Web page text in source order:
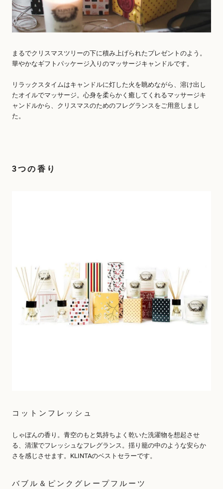
まるでクリスマスツリーの下に積み上げられたプレゼントのよう。
華やかなギフトパッケージ入りのマッサージキャンドルです。
リラックスタイムはキャンドルに灯した火を眺めながら、溶け出し
たオイルでマッサージ。心身を柔らかく癒してくれるマッサージキ
ャンドルから、クリスマスのためのフレグランスをご用意しまし
た。
3つの香り
コットンフレッシュ
しゃぼんの香り。青空のもと気持ちよく乾いた洗濯物を想起させ
る、清潔でフレッシュなフレグランス。揺り籠の中のような安らか
さを感じさせます。KLINTAのベストセラーです。
バブル＆ピンクグレープフルーツ